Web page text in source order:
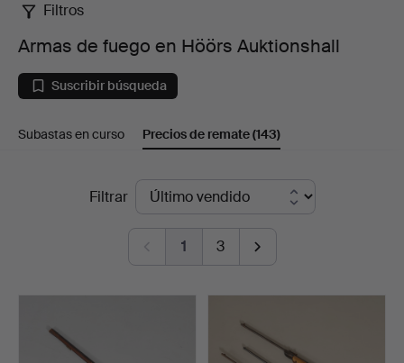
Armas
de
fuego
en
Auktionshall
Filtros
Armas de fuego en Höörs Auktionshall
Suscribir búsqueda
Subastas en curso Precios de remate(143)
Filtrar
1 3